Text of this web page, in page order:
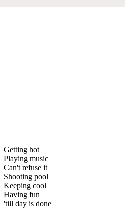
Getting hot
Playing music
Can't refuse it
Shooting pool
Keeping cool
Having fun
'till day is done